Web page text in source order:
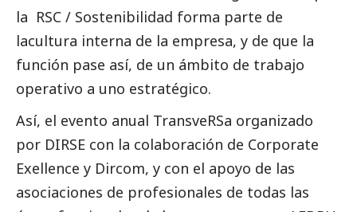
la RSC / Sostenibilidad forma parte de
lacultura interna de la empresa, y de que la
función pase así, de un ámbito de trabajo
operativo a uno estratégico.
Así, el evento anual TransveRSa organizado
por DIRSE con la colaboración de Corporate
Exellence y Dircom, y con el apoyo de las
asociaciones de profesionales de todas las